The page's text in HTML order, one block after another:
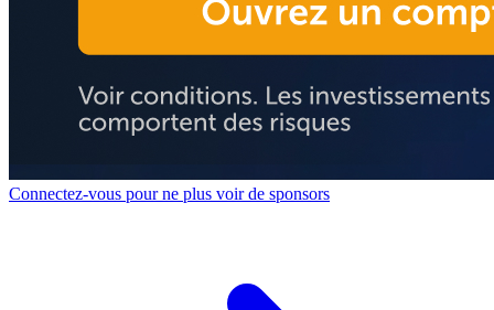
Connectez-vous pour ne plus voir de sponsors